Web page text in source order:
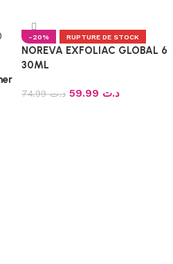
-20% RUPTURE DE STOCK
NOREVA EXFOLIAC GLOBAL 6
30ML
د.ت74.99 د.ت